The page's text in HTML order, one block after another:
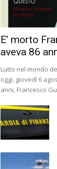
E’ morto
aveva 86
Lutto nel mondo
oggi, giovedì 6
anni, Francesco